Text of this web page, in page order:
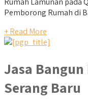
Pemborong Rumah di
+ Read More
Jasa
Serang Baru